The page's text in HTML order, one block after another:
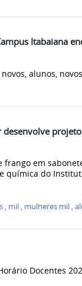
Itabaiana
alunos,
em
química do
, mil, mulheres mil,
Docentes